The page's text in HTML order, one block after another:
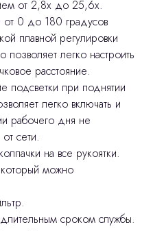
от 2,8х до 25,6х.
от 0 до 180 градусов
плавной регулировки
позволяет легко настроить
расстояние.
подсветки при поднятии
легко включать и
рабочего дня не
сети.
на все рукоятки.
который можно
сроком службы.